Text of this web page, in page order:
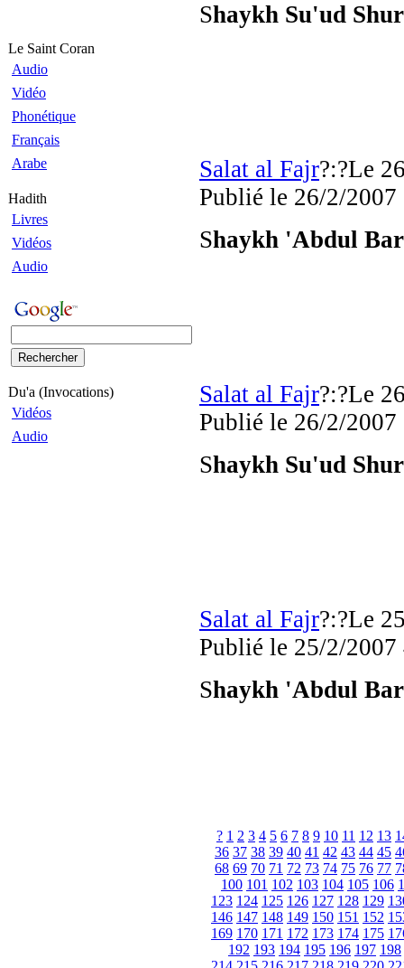
Le Saint Coran
Audio
Vidéo
Phonétique
Français
Arabe
Hadith
Livres
Vidéos
Audio
Du'a (Invocations)
Vidéos
Audio
Shaykh Su'ud
Salat al Fajr?:?Le
Publié le 26/2/2007
Shaykh 'Abdul
Salat al Fajr?:?Le
Publié le 26/2/2007
Shaykh Su'ud
Salat al Fajr?:?Le
Publié le 25/2/2007
Shaykh 'Abdul
? 1 2 3 4 5 6 7 8 9 10 11 12 13
36 37 38 39 40 41 42 43 44 45
68 69 70 71 72 73 74 75 76 77
100 101 102 103 104 105 106
123 124 125 126 127 128 129
146 147 148 149 150 151 152
169 170 171 172 173 174 175
192 193 194 195 196 197 198